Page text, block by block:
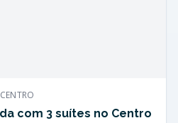
com 3 suítes no Centro